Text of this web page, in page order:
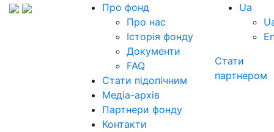
Про фонд
Про нас
Історія фонду
Документи
FAQ
Стати підопічним
Медіа-архів
Партнери фонду
Контакти
Ua
Стати
партнером